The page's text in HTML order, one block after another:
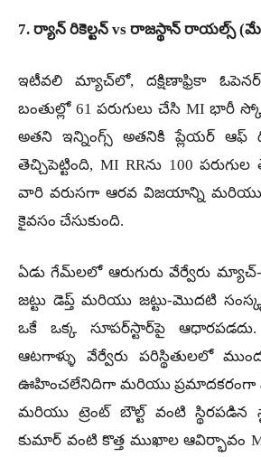
7. ర్యాన్ రికెల్టన్ vs రాజస్థాన్ రాయల్స్ (మే
ఇటీవలి మ్యాచ్‌లో, దక్షిణాఫ్రికా
బంతుల్లో 61 పరుగులు చేసి MI భారీ
అతని ఇన్నింగ్స్ అతనికి ప్లేయర్ ఆఫ్
తెచ్చిపెట్టింది, MI RRను 100
వారి వరుసగా ఆరవ విజయాన్ని మరియు
కైవసం చేసుకుంది.
ఏడు గేమ్‌లలో ఆరుగురు వేర్వేరు
జట్టు డెప్త్ మరియు జట్టు-మొదటి
ఒకే ఒక్క సూపర్‌స్టార్‌పై ఆధారపడదు.
ఆటగాళ్ళు వేర్వేరు పరిస్థితులలో
ఊహించలేనిదిగా మరియు ప్రమాదకరంగా
మరియు ట్రెంట్ బౌల్ట్ వంటి స్థిరపడిన
కుమార్ వంటి కొత్త ముఖాల ఆవిర్భావం